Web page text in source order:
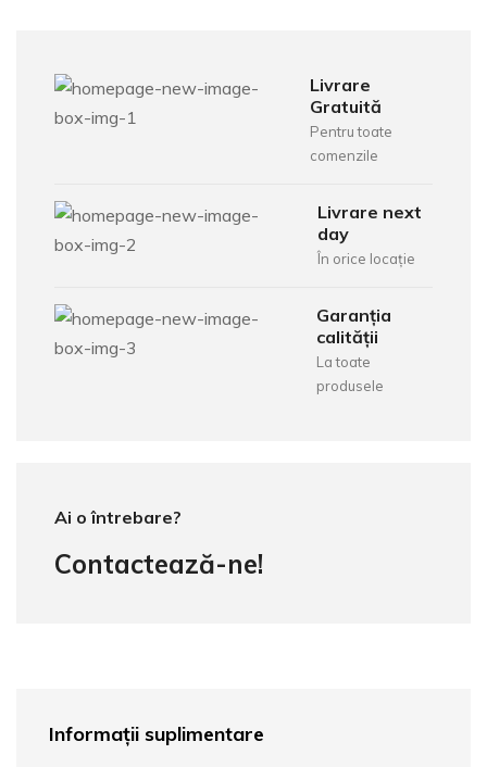
Livrare
Gratuită
Pentru toate
comenzile
Livrare next
day
În orice locație
Garanția
calității
La toate
produsele
Ai o întrebare?
Contactează-ne!
Informații suplimentare